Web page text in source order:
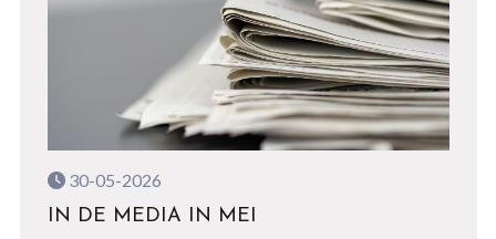
30-05-2026
IN DE MEDIA IN MEI